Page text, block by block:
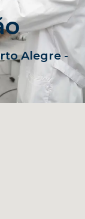
Alegre -